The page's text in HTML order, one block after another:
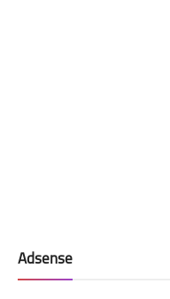
Adsense